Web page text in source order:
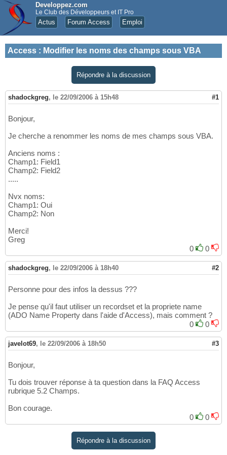
Developpez.com
Le Club des Développeurs et IT Pro
Actus Forum Access Emploi
Access : Modifier les noms des champs sous VBA
Répondre à la discussion
shadockgreg, le 22/09/2006 à 15h48 #1
Bonjour,
Je cherche a renommer les noms de mes champs sous VBA.
Anciens noms :
Champ1: Field1
Champ2: Field2
.....
Nvx noms:
Champ1: Oui
Champ2: Non
Merci!
Greg
0
0
shadockgreg, le 22/09/2006 à 18h40 #2
Personne pour des infos la dessus ???
Je pense qu'il faut utiliser un recordset et la propriete name
(ADO Name Property dans l'aide d'Access), mais comment ?
0
0
javelot69, le 22/09/2006 à 18h50 #3
Bonjour,
Tu dois trouver réponse à ta question dans la FAQ Access
rubrique 5.2 Champs.
Bon courage.
0
0
Répondre à la discussion